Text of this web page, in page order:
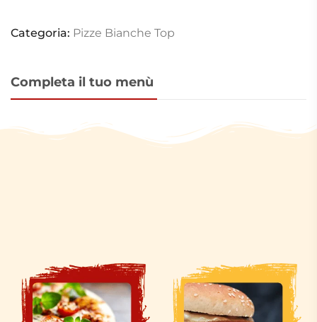
Categoria: Pizze Bianche Top
Completa il tuo menù